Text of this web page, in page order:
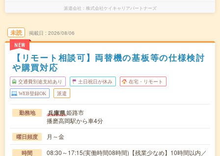
派遣会社 株式会社ケイキャリアパートナーズ
未読
NEW
掲載日 2026/08/06
【リモート相談可】両替機の基板等の仕様検討
や購買対応
交通費別途支給あり 土日祝日が休み 在宅・リモート
WEB登録OK 派遣
勤務地 兵庫県姫路市
播磨高岡駅から車4分
曜日頻度 月～金
時間 08:30～17:15(実働時間08時間)【残業少なめ】10時間以内／